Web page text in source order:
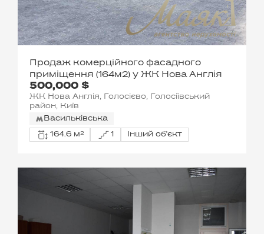
500,000 $
Продаж комерційного фасадного
приміщення (164м2) у ЖК Нова Англія
ЖК Нова Англія, Голосієво, Голосіївський
район, Київ
Васильківська
164.6 м² 1 Інший об'єкт